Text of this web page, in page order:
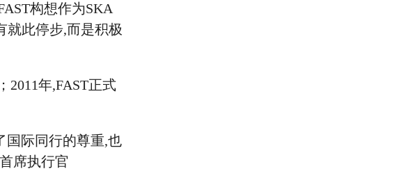
构想作为SKA
就此停步,而是积极
2011年,FAST正式
国际同行的尊重,也
席执行官